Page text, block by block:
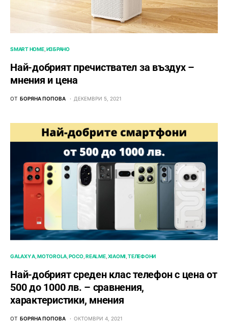
SMART HOME ИЗБРАНО
Най-добрият пречиствател за въздух –
мнения и цена
ОТ БОРЯНА ПОПОВА ДЕКЕМВРИ 5, 2021
GALAXY A MOTOROLA POCO REALME XIAOMI ТЕЛЕФОНИ
Най-добрият среден клас телефон с цена от
500 до 1000 лв. – сравнения,
характеристики, мнения
ОТ БОРЯНА ПОПОВА ОКТОМВРИ 4, 2021